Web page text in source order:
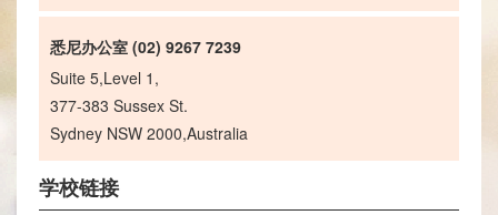
悉尼办公室 (02) 9267 7239
Suite 5,Level 1,
377-383 Sussex St.
Sydney NSW 2000,Australia
学校链接